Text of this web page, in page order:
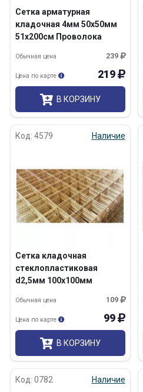
Сетка арматурная
кладочная 4мм 50х50мм
51х200см Проволока
239
Обычная цена
219
Цена по карте
В КОРЗИНУ
Код: 4579 Наличие
Сетка кладочная
стеклопластиковая
d2,5мм 100х100мм
109
Обычная цена
99
Цена по карте
В КОРЗИНУ
Код: 0782 Наличие